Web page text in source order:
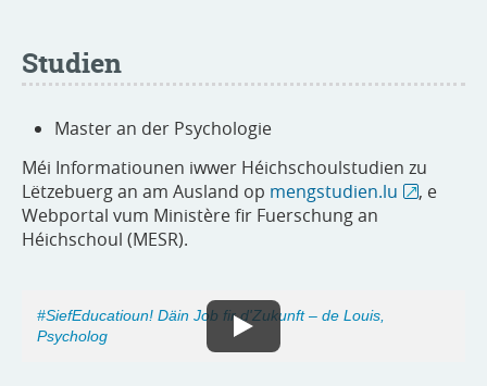
Studien
Master an der Psychologie
Méi Informatiounen iwwer Héichschoulstudien zu
Lëtzebuerg an am Ausland op mengstudien.lu
, e
Webportal vum Ministère fir Fuerschung an
Héichschoul (MESR).
#SiefEducatioun! Däin Job fir d'Zukunft – de Louis,
Psycholog